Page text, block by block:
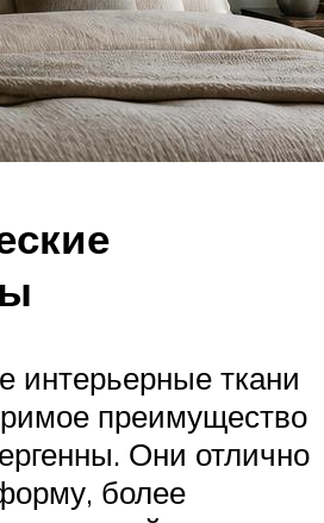
интерьерные ткани
преимущество
Они отлично
более